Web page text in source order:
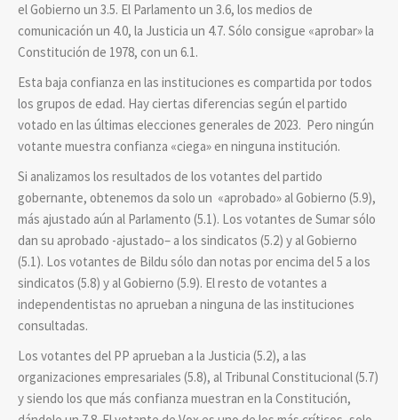
el Gobierno un 3.5. El Parlamento un 3.6, los medios de
comunicación un 4.0, la Justicia un 4.7. Sólo consigue «aprobar» la
Constitución de 1978, con un 6.1.
Esta baja confianza en las instituciones es compartida por todos
los grupos de edad. Hay ciertas diferencias según el partido
votado en las últimas elecciones generales de 2023. Pero ningún
votante muestra confianza «ciega» en ninguna institución.
Si analizamos los resultados de los votantes del partido
gobernante, obtenemos da solo un «aprobado» al Gobierno (5.9),
más ajustado aún al Parlamento (5.1). Los votantes de Sumar sólo
dan su aprobado -ajustado– a los sindicatos (5.2) y al Gobierno
(5.1). Los votantes de Bildu sólo dan notas por encima del 5 a los
sindicatos (5.8) y al Gobierno (5.9). El resto de votantes a
independentistas no aprueban a ninguna de las instituciones
consultadas.
Los votantes del PP aprueban a la Justicia (5.2), a las
organizaciones empresariales (5.8), al Tribunal Constitucional (5.7)
y siendo los que más confianza muestran en la Constitución,